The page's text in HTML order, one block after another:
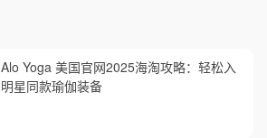
Alo Yoga 美国官网2025海淘攻略：轻松入
明星同款瑜伽装备